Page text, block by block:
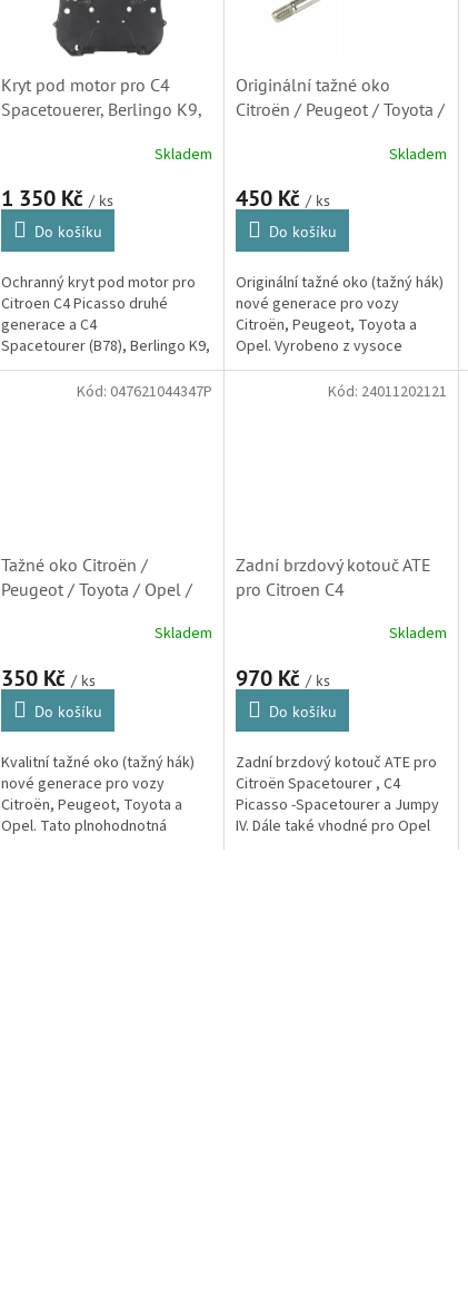
Kryt pod motor pro C4
Spacetouerer, Berlingo K9,
Skladem
1 350 Kč / ks
Do košíku
Ochranný kryt pod motor pro
Citroen C4 Picasso druhé
generace a C4
Spacetourer (B78), Berlingo K9,
C5 Aircross a DS 7 Crossback.
Originální tažné oko
Citroën / Peugeot / Toyota /
Skladem
450 Kč / ks
Do košíku
Originální tažné oko (tažný hák)
nové generace pro vozy
Citroën, Peugeot, Toyota a
Opel. Vyrobeno z vysoce
odolné oceli pro bezpečné
vyproštění nebo odtah vašeho
Tažné oko Citroën /
Peugeot / Toyota / Opel /
Skladem
350 Kč / ks
Do košíku
Kvalitní tažné oko (tažný hák)
nové generace pro vozy
Citroën, Peugeot, Toyota a
Opel. Tato plnohodnotná
Kód: 047621044347P
Zadní brzdový kotouč ATE
pro Citroen C4
Skladem
970 Kč / ks
Do košíku
Zadní brzdový kotouč ATE pro
Citroën Spacetourer , C4
Picasso -Spacetourer a Jumpy
IV. Dále také vhodné pro Opel
Kód: 24011202121